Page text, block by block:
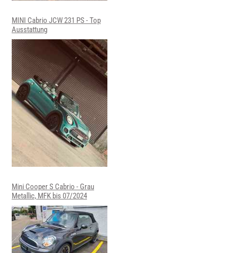
MINI Cabrio JCW 231 PS - Top
Ausstattung
Mini Cooper S Cabrio - Grau
Metallic, MFK bis 07/2024